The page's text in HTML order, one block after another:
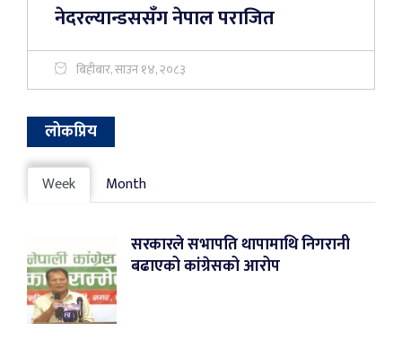
नेदरल्यान्डससँग नेपाल पराजित
बिहीबार, साउन १४, २०८३
लोकप्रिय
Week Month
सरकारले सभापति थापामाथि निगरानी
बढाएको कांग्रेसको आरोप